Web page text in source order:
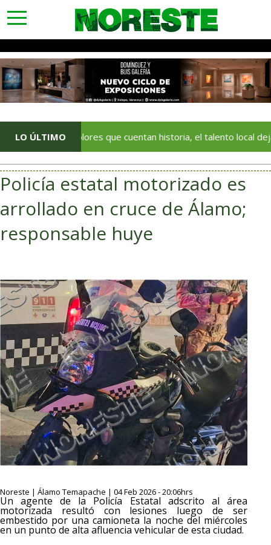
toggle
navigation
LO ÚLTIMO
Con colores que cuentan historia, el talento local deja huella
Policía estatal motorizado es
arrollado en cruce de Álamo;
responsable huye
Noreste | Álamo Temapache | 04 Feb 2026 - 20:06hrs
Un agente de la Policía Estatal adscrito al área
motorizada resultó con lesiones luego de ser
embestido por una camioneta la noche del miércoles
en un punto de alta afluencia vehicular de esta ciudad.